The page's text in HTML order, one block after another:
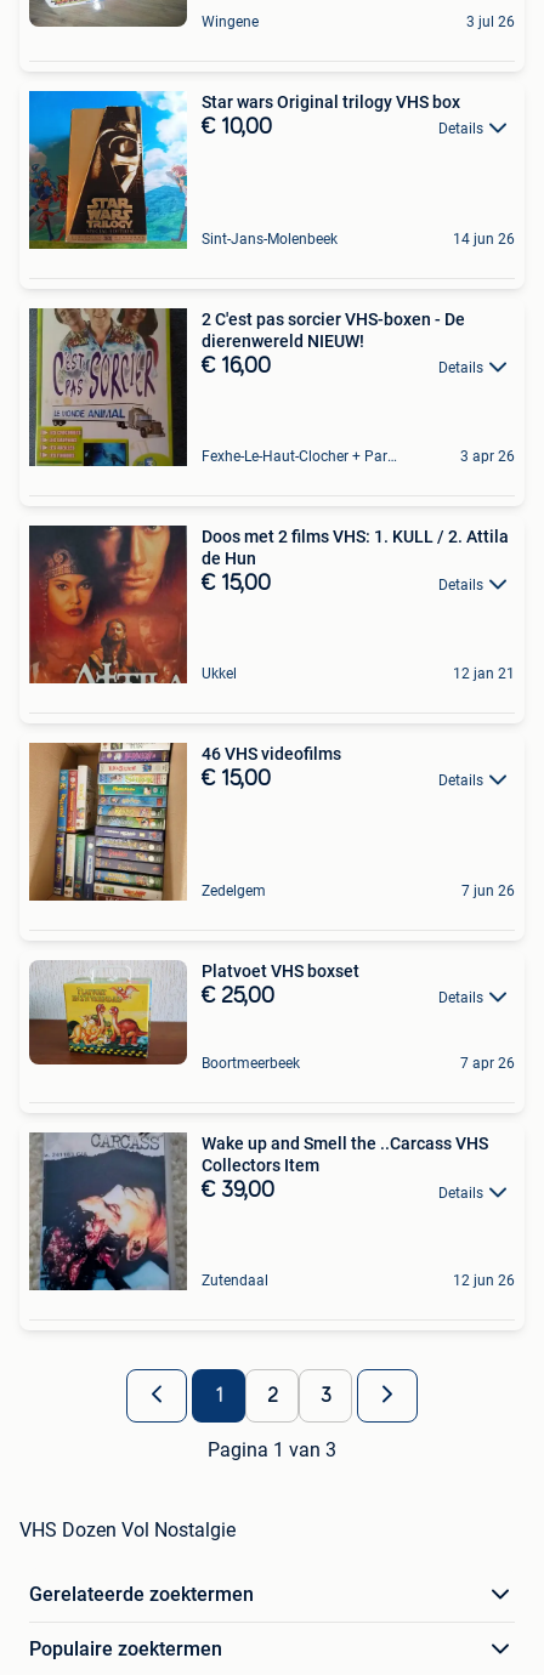
Wingene 3 jul 26
Star wars Original trilogy VHS box
€ 10,00 Details
Sint-Jans-Molenbeek 14 jun 26
2 C'est pas sorcier VHS-boxen - De
dierenwereld NIEUW!
€ 16,00 Details
Fexhe-Le-Haut-Clocher + Partie De Momalle 3 apr 26
Doos met 2 films VHS: 1. KULL / 2. Attila
de Hun
€ 15,00 Details
Ukkel 12 jan 21
46 VHS videofilms
€ 15,00 Details
Zedelgem 7 jun 26
Platvoet VHS boxset
€ 25,00 Details
Boortmeerbeek 7 apr 26
Wake up and Smell the ..Carcass VHS
Collectors Item
€ 39,00 Details
Zutendaal 12 jun 26
1 2 3
Pagina 1 van 3
VHS Dozen Vol Nostalgie
Gerelateerde zoektermen
Populaire zoektermen